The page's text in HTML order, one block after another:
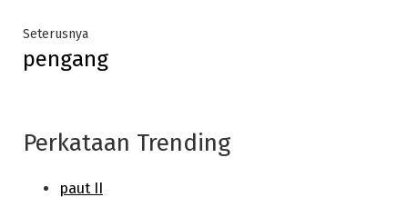
SeterusnyaNext
post:
pengang
Perkataan Trending